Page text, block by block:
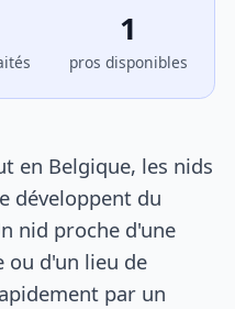
1
pros disponibles
en Belgique, les nids
développent du
nid proche d'une
ou d'un lieu de
par un